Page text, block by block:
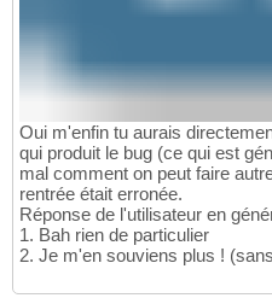
Oui m'enfin tu aurais
qui produit le bug (ce qui est
mal comment on peut faire
rentrée était erronée.
Réponse de l'utilisateur en
1. Bah rien de particulier
2. Je m'en souviens plus !